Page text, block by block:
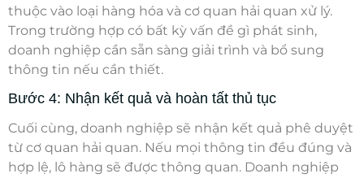
thuộc vào loại hàng hóa và cơ quan hải quan xử lý.
Trong trường hợp có bất kỳ vấn đề gì phát sinh,
doanh nghiệp cần sẵn sàng giải trình và bổ sung
thông tin nếu cần thiết.
Bước 4: Nhận kết quả và hoàn tất thủ tục
Cuối cùng, doanh nghiệp sẽ nhận kết quả phê duyệt
từ cơ quan hải quan. Nếu mọi thông tin đều đúng và
hợp lệ, lô hàng sẽ được thông quan. Doanh nghiệp